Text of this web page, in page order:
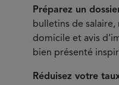
Préparez un
bulletins de
domicile et avis
bien présenté
Réduisez votre